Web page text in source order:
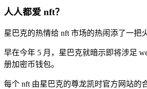
人人都爱 nft？
星巴克的热情给 nft 市场的热闹添了一把火
早在今年 5 月，星巴克就暗示即将涉足
册加密币钱包。
每个 nft 由星巴克的尊龙凯时官方网站的